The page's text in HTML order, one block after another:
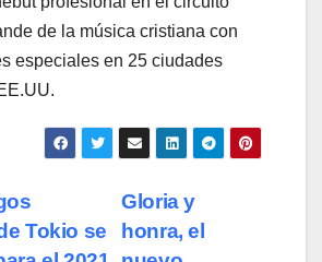
de la música cristiana con
especiales en 25 ciudades
Gloria y
honra, el
Tokio se